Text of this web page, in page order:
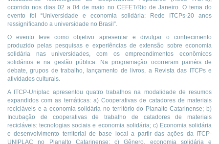
ocorrido nos dias 02 a 04 de maio no CEFET/Rio de Janeiro. O tema do
evento foi “Universidade e economia solidária: Rede ITCPs-20 anos
ressignificando a universidade no Brasil”.
O evento teve como objetivo apresentar e divulgar o conhecimento
produzido pelas pesquisas e experiências de extensão sobre economia
solidária nas universidades, com os empreendimentos econômicos
solidários e na gestão pública. Na programação ocorreram painéis de
debate, grupos de trabalho, lançamento de livros, a Revista das ITCPs e
atividades culturais.
A ITCP-Uniplac apresentou quatro trabalhos na modalidade de resumos
expandidos com as temáticas: a) Cooperativas de catadores de materiais
recicláveis e a economia solidária no território do Planalto Catarinense; b)
Incubação de cooperativas de trabalho de catadores de materiais
recicláveis: tecnologias sociais e economia solidária; c) Economia solidária
e desenvolvimento territorial de base local a partir das ações da ITCP-
UNIPLAC no Planalto Catarinense; c) Gênero, economia solidária e